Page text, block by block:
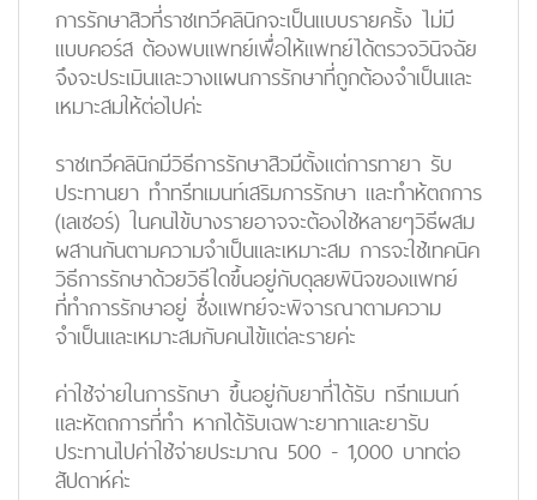
การรักษาสิวที่ราชเทวีคลินิกจะเป็นแบบรายครั้ง ไม่มี
แบบคอร์ส ต้องพบแพทย์เพื่อให้แพทย์ได้ตรวจวินิจฉัย
จึงจะประเมินและวางแผนการรักษาที่ถูกต้องจำเป็นและ
เหมาะสมให้ต่อไปค่ะ
ราชเทวีคลินิกมีวิธีการรักษาสิวมีตั้งแต่การทายา รับ
ประทานยา ทำทรีทเมนท์เสริมการรักษา และทำห้ตถการ
(เลเซอร์) ในคนไข้บางรายอาจจะต้องใช้หลายๆวิธีผสม
ผสานกันตามความจำเป็นและเหมาะสม การจะใช้เทคนิค
วิธีการรักษาด้วยวิธีใดขึ้นอยู่กับดุลยพินิจของแพทย์
ที่ทำการรักษาอยู่ ซึ่งแพทย์จะพิจารณาตามความ
จำเป็นและเหมาะสมกับคนไข้แต่ละรายค่ะ
ค่าใช้จ่ายในการรักษา ขึ้นอยู่กับยาที่ได้รับ ทรีทเมนท์
และหัตถการที่ทำ หากได้รับเฉพาะยาทาและยารับ
ประทานไปค่าใช้จ่ายประมาณ 500 - 1,000 บาทต่อ
สัปดาห์ค่ะ